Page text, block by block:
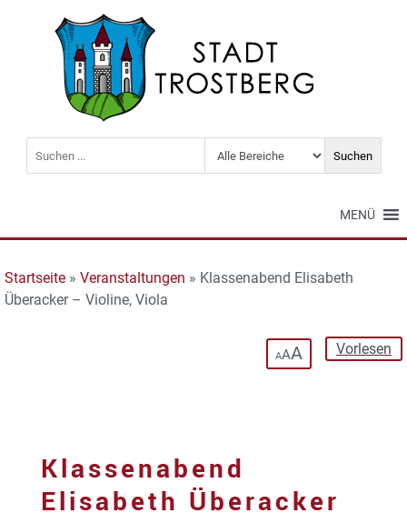
MENÜ
Startseite » Veranstaltungen » Klassenabend Elisabeth
Überacker – Violine, Viola
Vorlesen
AAA
Klassenabend
Elisabeth Überacker